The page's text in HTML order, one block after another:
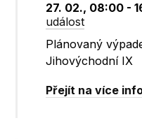
27. 02., 08:00 -
událost
Plánovaný
Jihovýchodní IX
Přejít na více